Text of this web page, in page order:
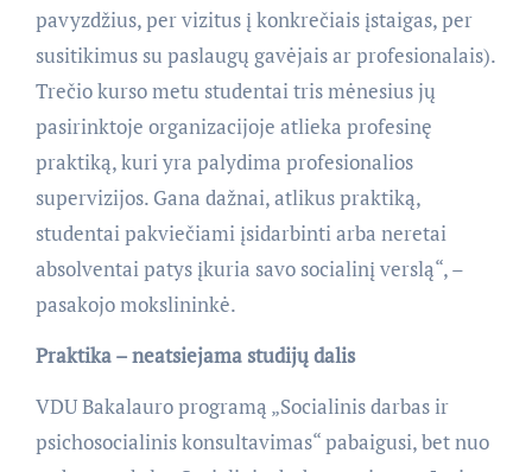
pavyzdžius, per vizitus į konkrečiais įstaigas, per
susitikimus su paslaugų gavėjais ar profesionalais).
Trečio kurso metu studentai tris mėnesius jų
pasirinktoje organizacijoje atlieka profesinę
praktiką, kuri yra palydima profesionalios
supervizijos. Gana dažnai, atlikus praktiką,
studentai pakviečiami įsidarbinti arba neretai
absolventai patys įkuria savo socialinį verslą“, –
pasakojo mokslininkė.
Praktika – neatsiejama studijų dalis
VDU Bakalauro programą „Socialinis darbas ir
psichosocialinis konsultavimas“ pabaigusi, bet nuo